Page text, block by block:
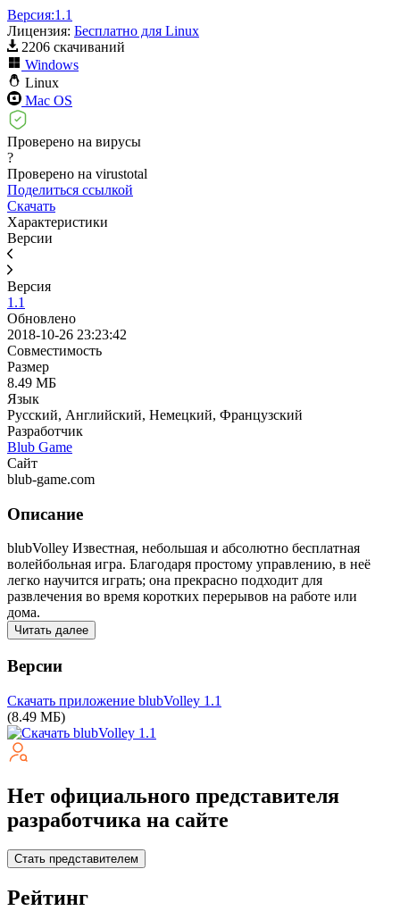
Версия:1.1
Лицензия: Бесплатно для Linux
2206 скачиваний
Windows
Linux
Mac OS
Проверено на вирусы
?
Проверено на virustotal
Поделиться ссылкой
Скачать
Характеристики
Версии
Версия
1.1
Обновлено
2018-10-26 23:23:42
Совместимость
Размер
8.49 МБ
Язык
Русский, Английский, Немецкий, Французский
Разработчик
Blub Game
Сайт
blub-game.com
Описание
blubVolley Известная, небольшая и абсолютно бесплатная
волейбольная игра. Благодаря простому управлению, в неё
легко научится играть; она прекрасно подходит для
развлечения во время коротких перерывов на работе или
дома.
Читать далее
Версии
Скачать приложение blubVolley 1.1
(8.49 МБ)
Нет официального представителя
разработчика на сайте
Стать представителем
Рейтинг